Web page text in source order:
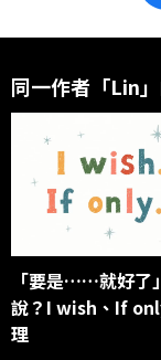
同一作者「Lin
「要是……就好了
說？I wish、If
理